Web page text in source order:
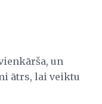
un
ātrs, lai veiktu